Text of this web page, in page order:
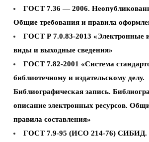
ГОСТ 7.36 — 2006.
Общие требования и правила
ГОСТ Р 7.0.83-2013 «Электронные
виды и выходные сведения»
ГОСТ 7.82-2001 «Система
библиотечному и издательскому делу.
Библиографическая запись.
описание электронных ресурсов.
правила составления»
ГОСТ 7.9-95 (ИСО 214-76) СИБИД.